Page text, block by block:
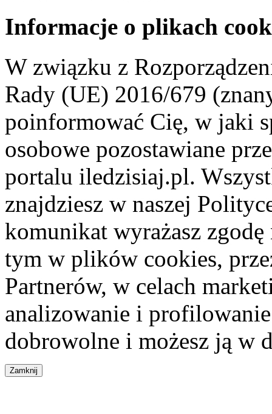
Informacje o plikach
W związku z
Rady (UE) 2016/679
poinformować Cię, w jaki
osobowe pozostawiane
portalu iledzisiaj.pl.
znajdziesz w naszej
komunikat wyrażasz
tym w plików cookies,
Partnerów, w celach
analizowanie i
dobrowolne i możesz ją w